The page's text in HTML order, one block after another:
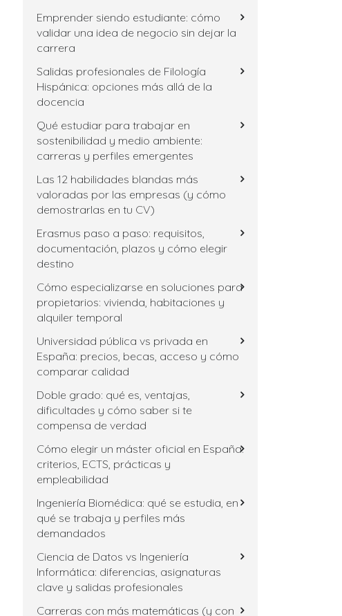
Emprender siendo estudiante: cómo
validar una idea de negocio sin dejar la
carrera
Salidas profesionales de Filología
Hispánica: opciones más allá de la
docencia
Qué estudiar para trabajar en
sostenibilidad y medio ambiente:
carreras y perfiles emergentes
Las 12 habilidades blandas más
valoradas por las empresas (y cómo
demostrarlas en tu CV)
Erasmus paso a paso: requisitos,
documentación, plazos y cómo elegir
destino
Cómo especializarse en soluciones para
propietarios: vivienda, habitaciones y
alquiler temporal
Universidad pública vs privada en
España: precios, becas, acceso y cómo
comparar calidad
Doble grado: qué es, ventajas,
dificultades y cómo saber si te
compensa de verdad
Cómo elegir un máster oficial en España:
criterios, ECTS, prácticas y
empleabilidad
Ingeniería Biomédica: qué se estudia, en
qué se trabaja y perfiles más
demandados
Ciencia de Datos vs Ingeniería
Informática: diferencias, asignaturas
clave y salidas profesionales
Carreras con más matemáticas (y con